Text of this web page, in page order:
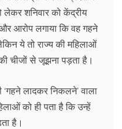
शनिवार को केंद्रीय
और आरोप लगाया कि वह गहने
ये तो राज्य की महिलाओं
चीजों से जूझना पड़ता है।
‘गहने लादकर निकलने’ वाला
को ही पता है कि उन्हें
है।